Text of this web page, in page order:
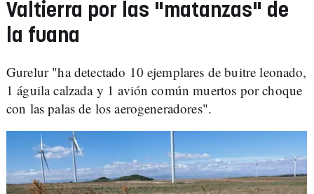
Valtierra por las "matanzas" de
la fuana
Gurelur "ha detectado 10 ejemplares de buitre leonado,
1 águila calzada y 1 avión común muertos por choque
con las palas de los aerogeneradores".